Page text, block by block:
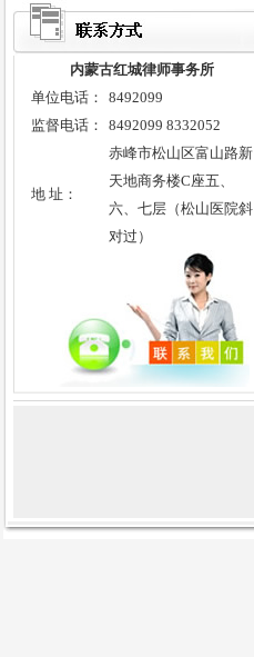
律师这个职业是一个高尚的职
业，这个职业在促进社会进步和维
护法律与秩序方面，有着良好的传
统和远大的前程。律师作为国家进
步的先锋，总是热情地捍卫人类的
自由和法律的统治。对于那些有着
敏锐才智、具有从事艰苦工作能力
和抱负的年轻人来说，律师这个职
业有着无限宽广的前景。这个职业
会给予他们以识别人的品质的洞察
力，这个职业会给他们提供一个机
会，使他们能够在正确地执行正义
与维护法律准则方面发挥他们的作
——B·马利克
内蒙古红城律师事务所
单位电话：
8492099
监督电话：
8492099 8332052
地 址：
赤峰市松山区富山路新
天地商务楼C座五、
六、七层（松山医院斜
对过）